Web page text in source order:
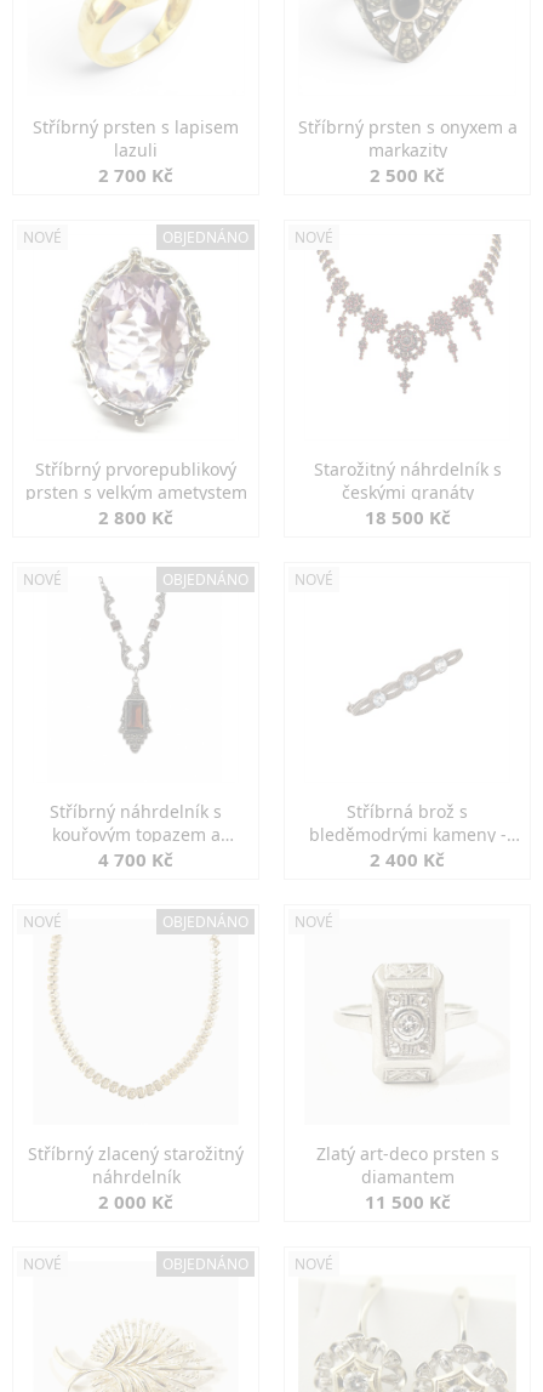
Stříbrný prsten s lapisem
lazuli
2 700 Kč
Stříbrný prsten s onyxem a
markazity
2 500 Kč
NOVÉ OBJEDNÁNO
Stříbrný prvorepublikový
prsten s velkým ametystem
2 800 Kč
NOVÉ
Starožitný náhrdelník s
českými granáty
18 500 Kč
NOVÉ OBJEDNÁNO
Stříbrný náhrdelník s
kouřovým topazem a
markazity
4 700 Kč
NOVÉ
Stříbrná brož s
bleděmodrými kameny -
jemná elegance
2 400 Kč
NOVÉ OBJEDNÁNO
Stříbrný zlacený starožitný
náhrdelník
2 000 Kč
NOVÉ
Zlatý art-deco prsten s
diamantem
11 500 Kč
NOVÉ OBJEDNÁNO NOVÉ